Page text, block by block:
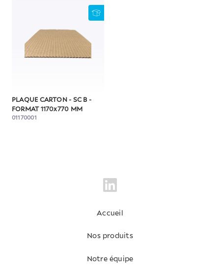
PLAQUE CARTON - SC B -
FORMAT 1170x770 MM
01170001
Accueil
Nos produits
Notre équipe